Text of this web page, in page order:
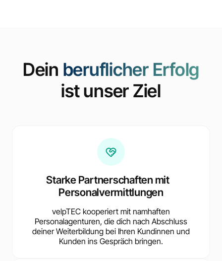
Dein beruflicher Erfolg
ist unser Ziel
Starke Partnerschaften mit
Personalvermittlungen
velpTEC kooperiert mit namhaften
Personalagenturen, die dich nach Abschluss
deiner Weiterbildung bei Ihren Kundinnen und
Kunden ins Gespräch bringen.